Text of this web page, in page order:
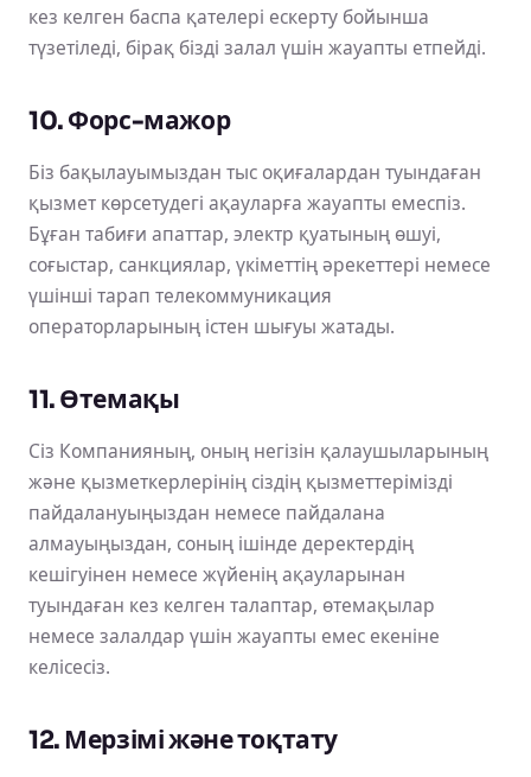
кез келген баспа қателері ескерту бойынша
түзетіледі, бірақ бізді залал үшін жауапты етпейді.
10. Форс-мажор
Біз бақылауымыздан тыс оқиғалардан туындаған
қызмет көрсетудегі ақауларға жауапты емеспіз.
Бұған табиғи апаттар, электр қуатының өшуі,
соғыстар, санкциялар, үкіметтің әрекеттері немесе
үшінші тарап телекоммуникация
операторларының істен шығуы жатады.
11. Өтемақы
Сіз Компанияның, оның негізін қалаушыларының
және қызметкерлерінің сіздің қызметтерімізді
пайдалануыңыздан немесе пайдалана
алмауыңыздан, соның ішінде деректердің
кешігуінен немесе жүйенің ақауларынан
туындаған кез келген талаптар, өтемақылар
немесе залалдар үшін жауапты емес екеніне
келісесіз.
12. Мерзімі және тоқтату